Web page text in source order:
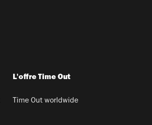
L'offre Time Out
Time Out worldwide